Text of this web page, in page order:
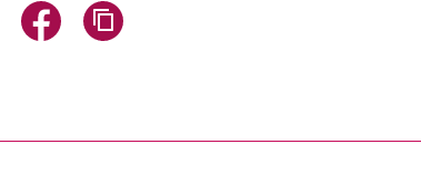
E-Mail teilen
Seite über WhatsApp teilen (externer Link, öffnet
Seite über Facebook teilen (externer Link,